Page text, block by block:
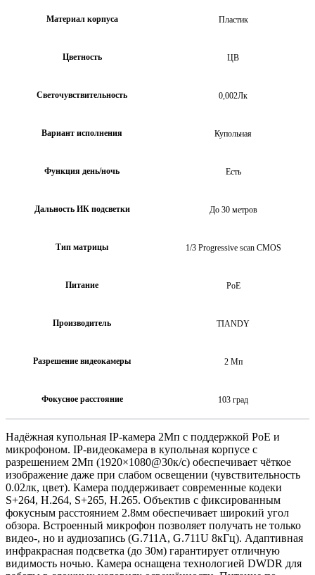
Материал корпуса Пластик
Цветность ЦВ
Светочувствительность 0,002Лк
Вариант исполнения Купольная
Функция день/ночь Есть
Дальность ИК подсветки До 30 метров
Тип матрицы 1/3 Progressive scan CMOS
Питание PoE
Производитель TIANDY
Разрешение видеокамеры 2 Мп
Фокусное расстояние 103 град
Надёжная купольная IP-камера 2Мп с поддержкой PoE и
микрофоном. IP-видеокамера в купольная корпусе с
разрешением 2Мп (1920×1080@30к/c) обеспечивает чёткое
изображение даже при слабом освещении (чувствительность
0.02лк, цвет). Камера поддерживает современные кодеки
S+264, H.264, S+265, H.265. Объектив с фиксированным
фокусным расстоянием 2.8мм обеспечивает широкий угол
обзора. Встроенный микрофон позволяет получать не только
видео-, но и аудиозапись (G.711A, G.711U 8кГц). Адаптивная
инфракрасная подсветка (до 30м) гарантирует отличную
видимость ночью. Камера оснащена технологией DWDR для